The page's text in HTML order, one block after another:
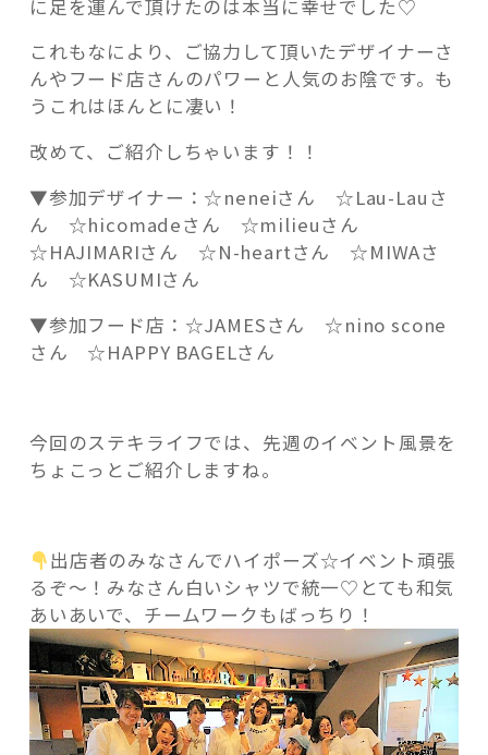
り
と
う
ご
ざ
ま
し
た
☆”
に足を運んで頂けたのは本当に幸せでした♡
これもなにより、ご協力して頂いたデザイナーさ
んやフード店さんのパワーと人気のお陰です。も
うこれはほんとに凄い！
改めて、ご紹介しちゃいます！！
▼参加デザイナー：☆neneiさん ☆Lau-Lauさ
ん ☆hicomadeさん ☆milieuさん
☆HAJIMARIさん ☆N-heartさん ☆MIWAさ
ん ☆KASUMIさん
▼参加フード店：☆JAMESさん ☆nino scone
さん ☆HAPPY BAGELさん
今回のステキライフでは、先週のイベント風景を
ちょこっとご紹介しますね。
出店者のみなさんでハイポーズ☆イベント頑張
るぞ～！みなさん白いシャツで統一♡とても和気
あいあいで、チームワークもばっちり！